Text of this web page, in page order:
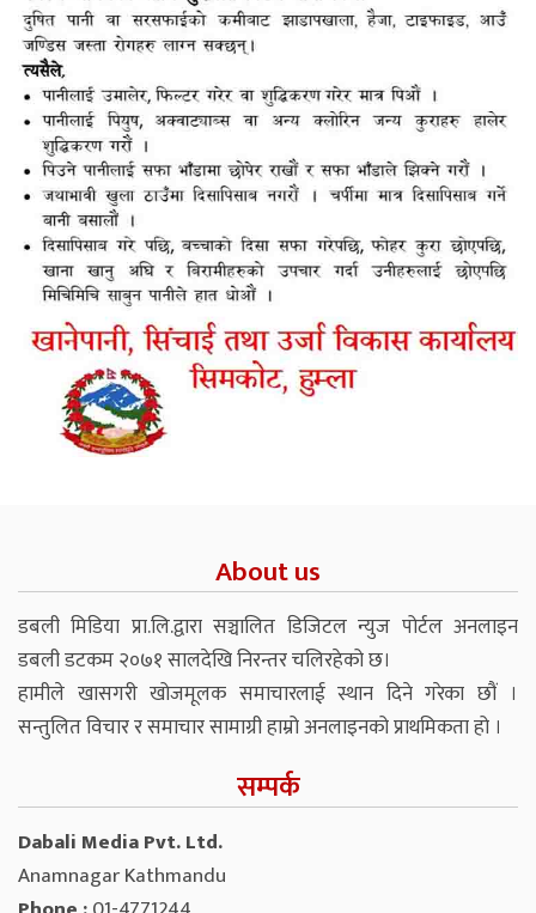
About us
डबली मिडिया प्रा.लि.द्वारा सञ्चालित डिजिटल न्युज पोर्टल अनलाइन
डबली डटकम २०७१ सालदेखि निरन्तर चलिरहेको छ।
हामीले खासगरी खोजमूलक समाचारलाई स्थान दिने गरेका छौं ।
सन्तुलित विचार र समाचार सामाग्री हाम्रो अनलाइनको प्राथमिकता हो ।
सम्पर्क
Dabali Media Pvt. Ltd.
Anamnagar Kathmandu